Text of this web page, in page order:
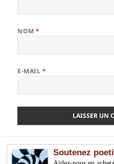
NOM*
E-MAIL *
Soutenez